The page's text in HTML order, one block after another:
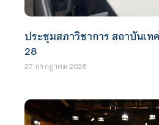
ประชุมสภาวิชาการ สถาบันเท
28
27 กรกฎาคม 2026